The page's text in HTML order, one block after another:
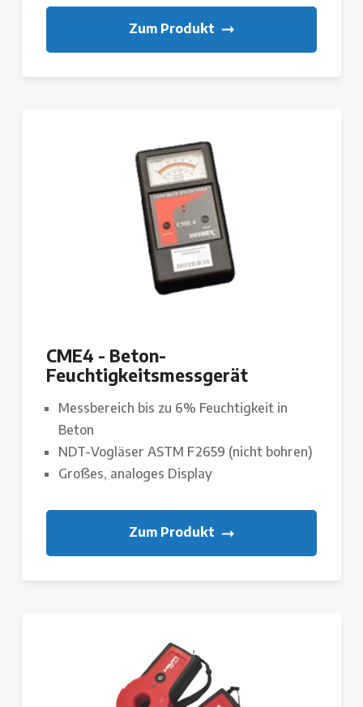
Zum Produkt
CME4 - Beton-
Feuchtigkeitsmessgerät
Messbereich bis zu 6% Feuchtigkeit in
Beton
NDT-Vogläser ASTM F2659 (nicht bohren)
Großes, analoges Display
Zum Produkt